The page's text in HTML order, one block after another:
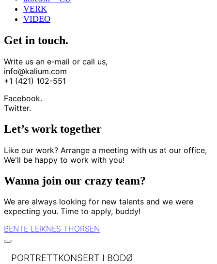
VERK
VIDEO
Get in touch.
Write us an e-mail or call us,
info@kalium.com
+1 (421) 102-551
Facebook.
Twitter.
Let’s work together
Like our work? Arrange a meeting with us at our office,
We'll be happy to work with you!
Wanna join our crazy team?
We are always looking for new talents and we were
expecting you. Time to apply, buddy!
BENTE LEIKNES THORSEN
PORTRETTKONSERT I BODØ